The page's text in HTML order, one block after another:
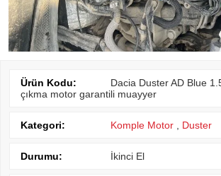
Ürün Kodu:
Dacia Duster AD Blue
çıkma motor garantili muayyer
Kategori: Komple Motor Duster
Durumu: İkinci El